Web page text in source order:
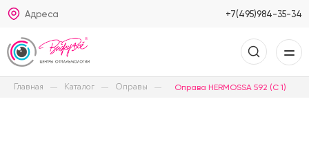
Адреса +7(495)984-35-34
Главная Каталог Оправы Оправа HERMOSSA 592 (C 1)